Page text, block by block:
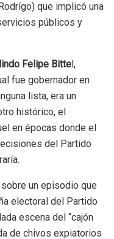
que implicó una
públicos y
Felipe Bitte l,
fue gobernador en
lista, era un
histórico, el
en épocas donde el
del Partido
un episodio que
electoral del Partido
escena del “cajón
de chivos expiatorios